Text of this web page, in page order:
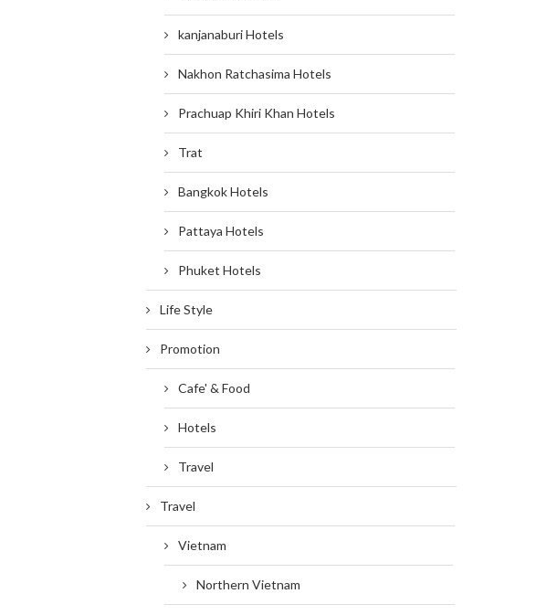
kanjanaburi Hotels
Nakhon Ratchasima Hotels
Prachuap Khiri Khan Hotels
Trat
Bangkok Hotels
Pattaya Hotels
Phuket Hotels
Life Style
Promotion
Cafe' & Food
Hotels
Travel
Travel
Vietnam
Northern Vietnam